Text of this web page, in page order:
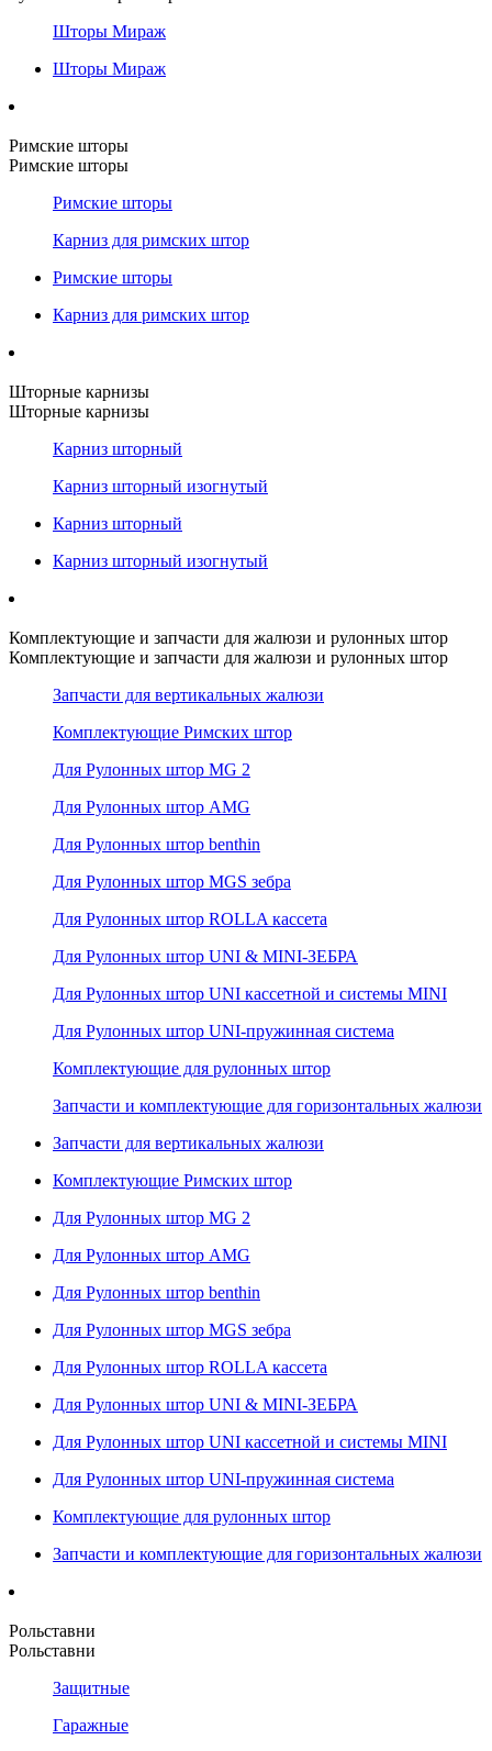
Шторы Мираж
Шторы Мираж
Римские шторы
Римские шторы
Римские шторы
Карниз для римских штор
Римские шторы
Карниз для римских штор
Шторные карнизы
Шторные карнизы
Карниз шторный
Карниз шторный изогнутый
Карниз шторный
Карниз шторный изогнутый
Комплектующие и запчасти для жалюзи и рулонных штор
Комплектующие и запчасти для жалюзи и рулонных штор
Запчасти для вертикальных жалюзи
Комплектующие Римских штор
Для Рулонных штор MG 2
Для Рулонных штор AMG
Для Рулонных штор benthin
Для Рулонных штор MGS зебра
Для Рулонных штор ROLLA кассета
Для Рулонных штор UNI & MINI-ЗЕБРА
Для Рулонных штор UNI кассетной и системы MINI
Для Рулонных штор UNI-пружинная система
Комплектующие для рулонных штор
Запчасти и комплектующие для горизонтальных жалюзи
Запчасти для вертикальных жалюзи
Комплектующие Римских штор
Для Рулонных штор MG 2
Для Рулонных штор AMG
Для Рулонных штор benthin
Для Рулонных штор MGS зебра
Для Рулонных штор ROLLA кассета
Для Рулонных штор UNI & MINI-ЗЕБРА
Для Рулонных штор UNI кассетной и системы MINI
Для Рулонных штор UNI-пружинная система
Комплектующие для рулонных штор
Запчасти и комплектующие для горизонтальных жалюзи
Рольставни
Рольставни
Защитные
Гаражные